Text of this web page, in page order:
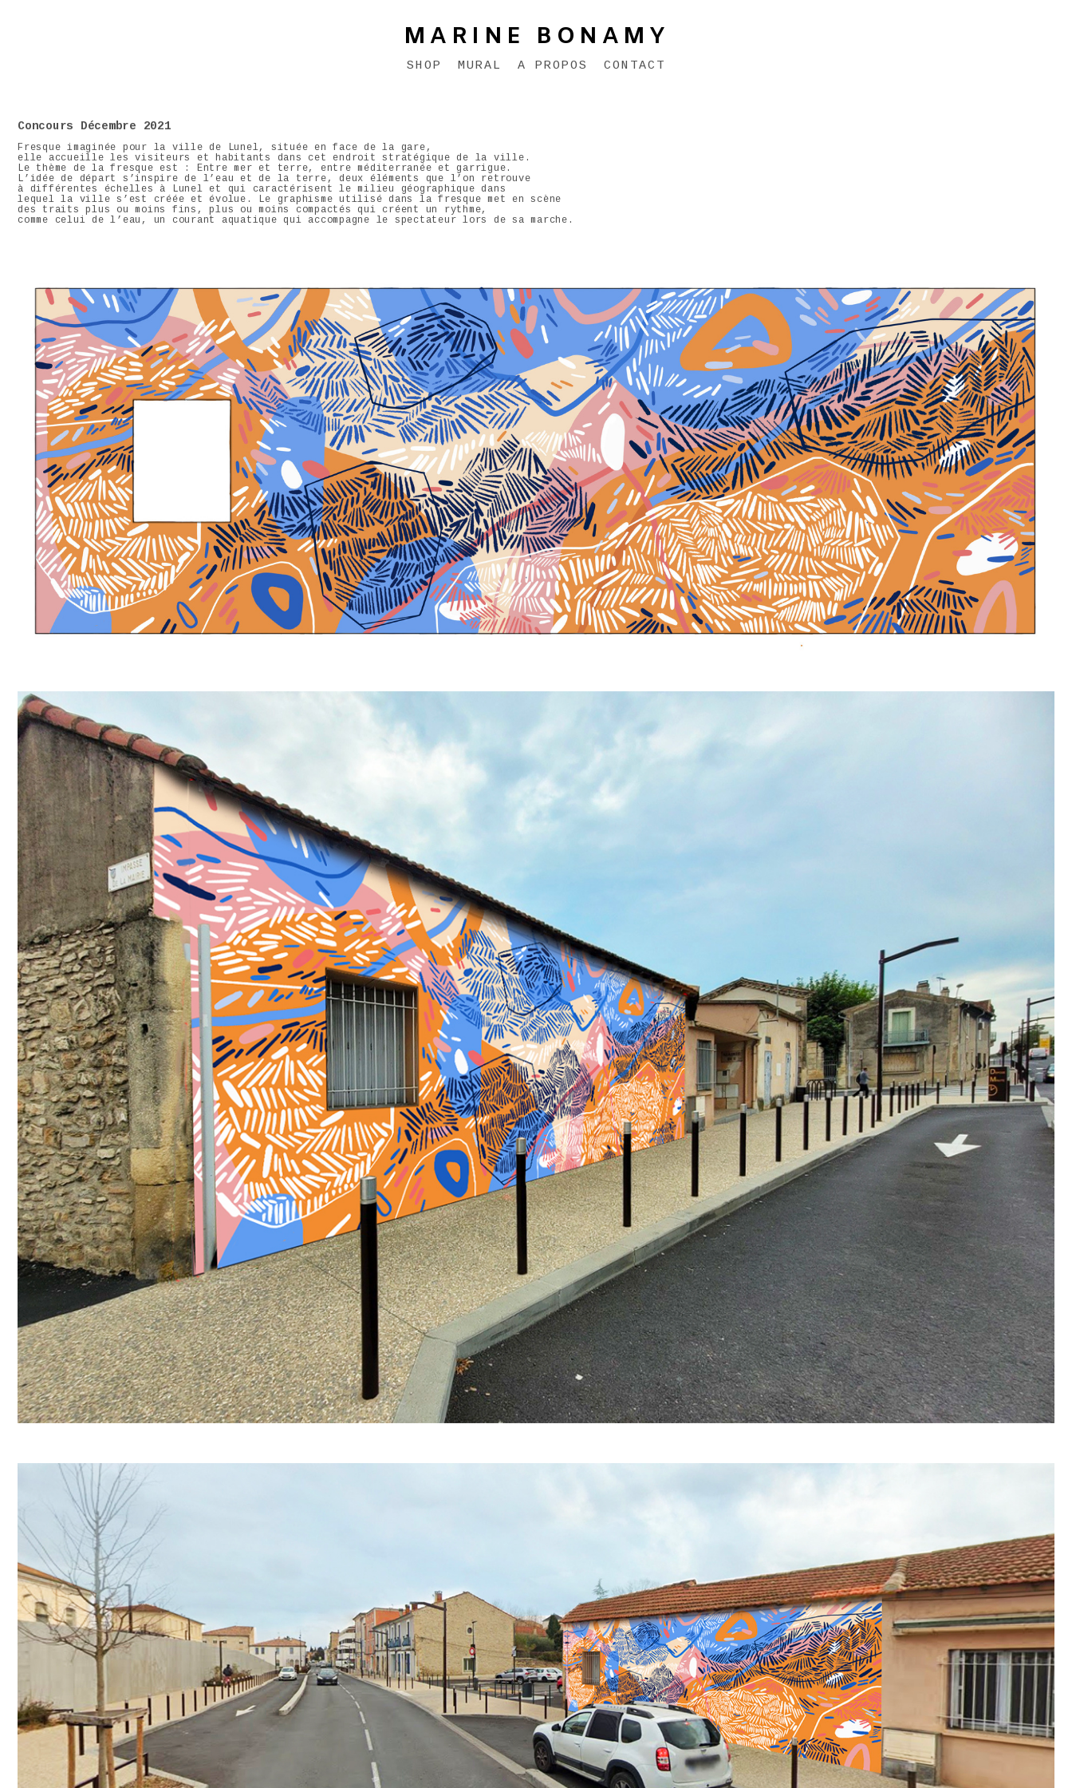
MARINE BONAMY
SHOP MURAL A PROPOS CONTACT
Concours Décembre 2021
Fresque imaginée pour la ville de Lunel, située en face de la gare,
elle accueille les visiteurs et habitants dans cet endroit stratégique de la ville.
Le thème de la fresque est : Entre mer et terre, entre méditerranée et garrigue.
L’idée de départ s’inspire de l’eau et de la terre, deux éléments que l’on retrouve
à différentes échelles à Lunel et qui caractérisent le milieu géographique dans
lequel la ville s’est créée et évolue. Le graphisme utilisé dans la fresque met en scène
des traits plus ou moins fins, plus ou moins compactés qui créent un rythme,
comme celui de l’eau, un courant aquatique qui accompagne le spectateur lors de sa marche.